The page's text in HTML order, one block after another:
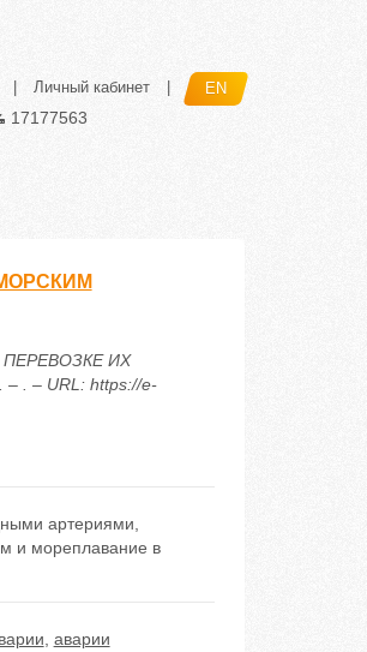
Личный кабинет EN
17177563
ИХ
. – URL: https://e-
артериями,
и мореплавание в
аварии